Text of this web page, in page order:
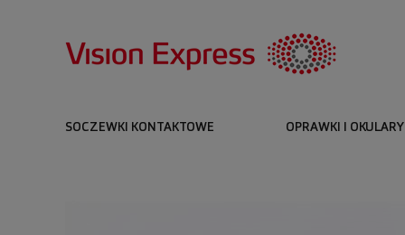
SOCZEWKI KONTAKTOWE OPRAWKI I